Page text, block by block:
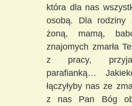
która dla nas
osobą. Dla rodziny
żoną, mamą,
znajomych zmarła
z pracy,
parafianką…
łączyłyby nas ze
z nas Pan Bóg